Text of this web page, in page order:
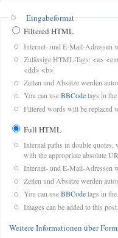
Eingabeformat
Filtered HTML
Internet- und E-Mail-Adressen
Zulässige HTML-Tags: <a>
<dd> <b>
Zeilen und Absätze werden
You can useBBCodetags in
Filtered words will be replaced
Full HTML
Internal paths in double quotes,
with the appropriate absolute
Internet- und E-Mail-Adressen
Zeilen und Absätze werden
You can useBBCodetags in
Images can be added to this post.
Weitere Informationen über